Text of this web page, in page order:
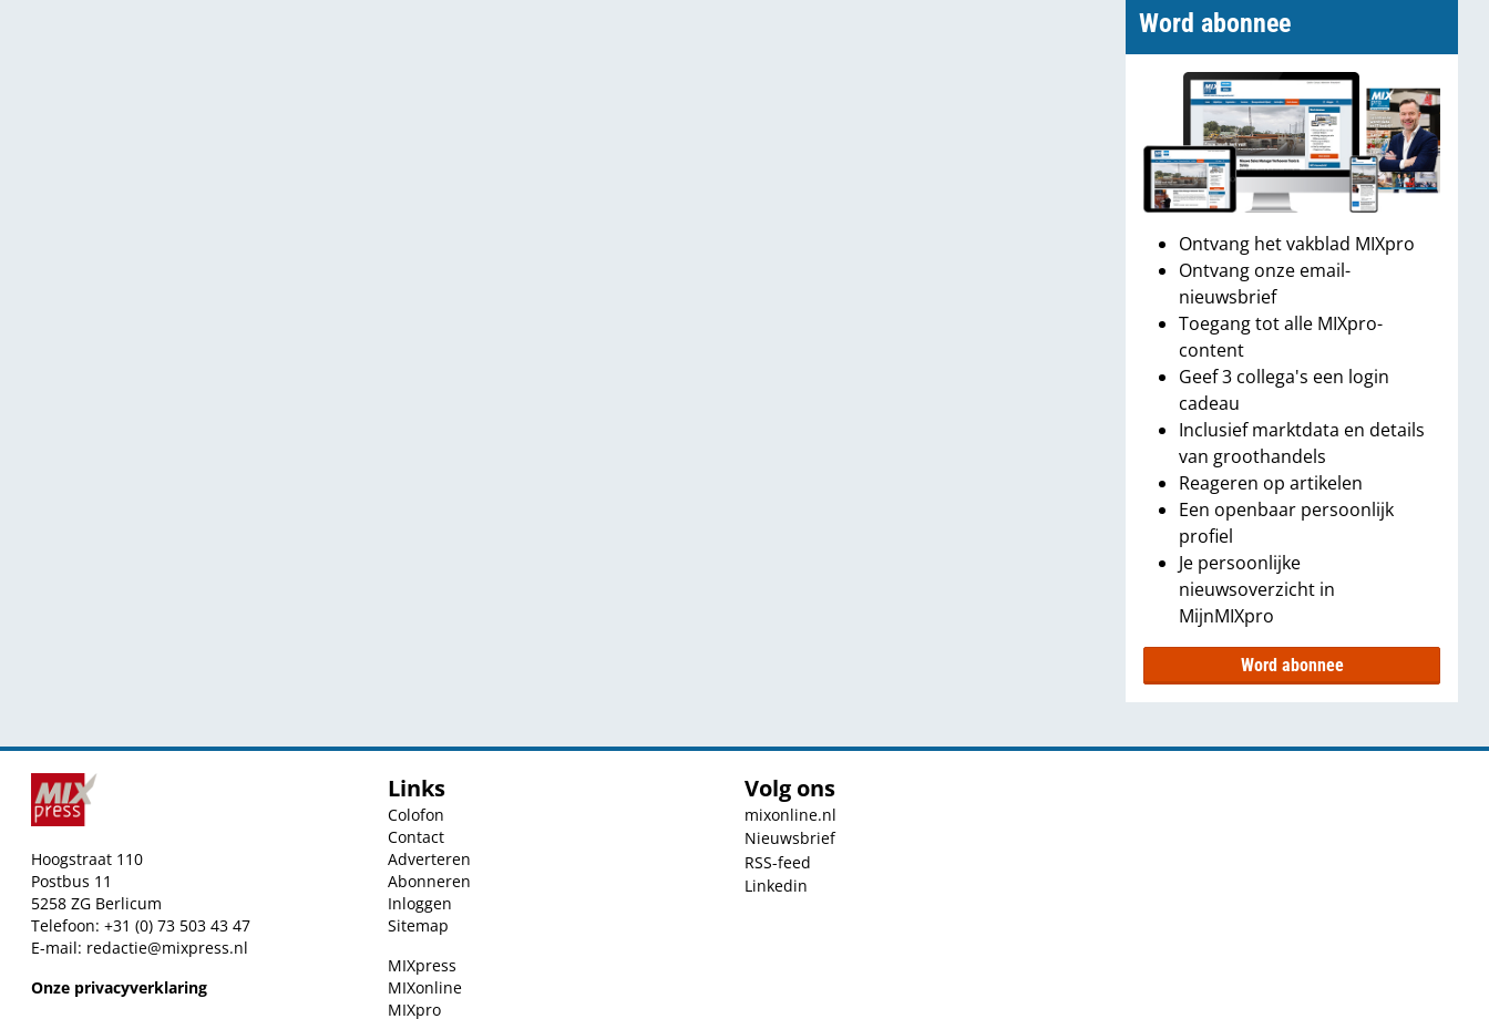
Word abonnee
Ontvang het vakblad MIXpro
Ontvang onze email-
nieuwsbrief
Toegang tot alle MIXpro-
content
Geef 3 collega's een login
cadeau
Inclusief marktdata en details
van groothandels
Reageren op artikelen
Een openbaar persoonlijk
profiel
Je persoonlijke
nieuwsoverzicht in
MijnMIXpro
Word abonnee
Hoogstraat 110
Postbus 11
5258 ZG Berlicum
Telefoon: +31 (0) 73 503 43 47
E-mail: redactie@mixpress.nl
Onze privacyverklaring
Links
Colofon
Contact
Adverteren
Abonneren
Inloggen
Sitemap
MIXpress
MIXonline
MIXpro
Volg ons
mixonline.nl
Nieuwsbrief
RSS-feed
Linkedin